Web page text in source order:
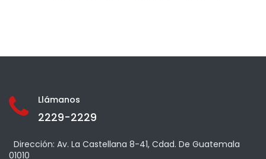
Llámanos
2229-2229
Dirección: Av. La Castellana 8-41, Cdad. De Guatemala
01010